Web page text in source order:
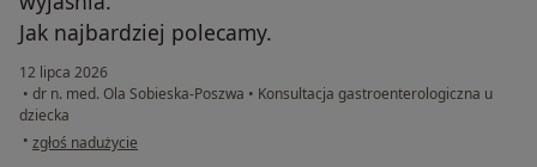
Jak najbardziej polecamy.
12 lipca 2026
• dr n. med. Ola Sobieska-Poszwa • Konsultacja gastroenterologiczna u
dziecka
• w opinii użytkownika BP
zgłoś nadużycie